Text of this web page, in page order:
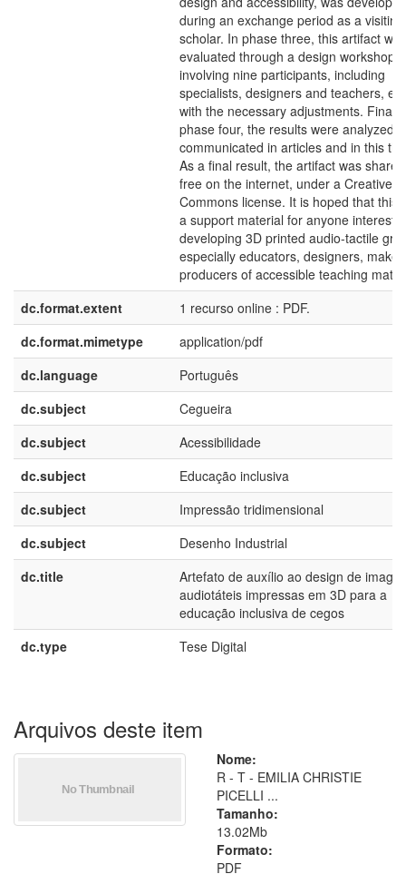
during an exchange period as a visiting
scholar. In phase three, this artifact was
evaluated through a design workshop,
involving nine participants, including
specialists, designers and teachers,
with the necessary adjustments.
phase four, the results were analyzed
communicated in articles and in this
As a final result, the artifact was
free on the internet, under a Creative
Commons license. It is hoped that this
a support material for anyone
developing 3D printed audio-tactile
especially educators, designers,
producers of accessible teaching
dc.format.extent
1 recurso online : PDF.
dc.format.mimetype
application/pdf
dc.language
Português
dc.subject
Cegueira
dc.subject
Acessibilidade
dc.subject
Educação inclusiva
dc.subject
Impressão tridimensional
dc.subject
Desenho Industrial
dc.title
Artefato de auxílio ao design de
audiotáteis impressas em 3D para a
educação inclusiva de cegos
dc.type
Tese Digital
Arquivos deste item
Nome:
R - T - EMILIA CHRISTIE
PICELLI ...
Tamanho:
13.02Mb
Formato:
PDF